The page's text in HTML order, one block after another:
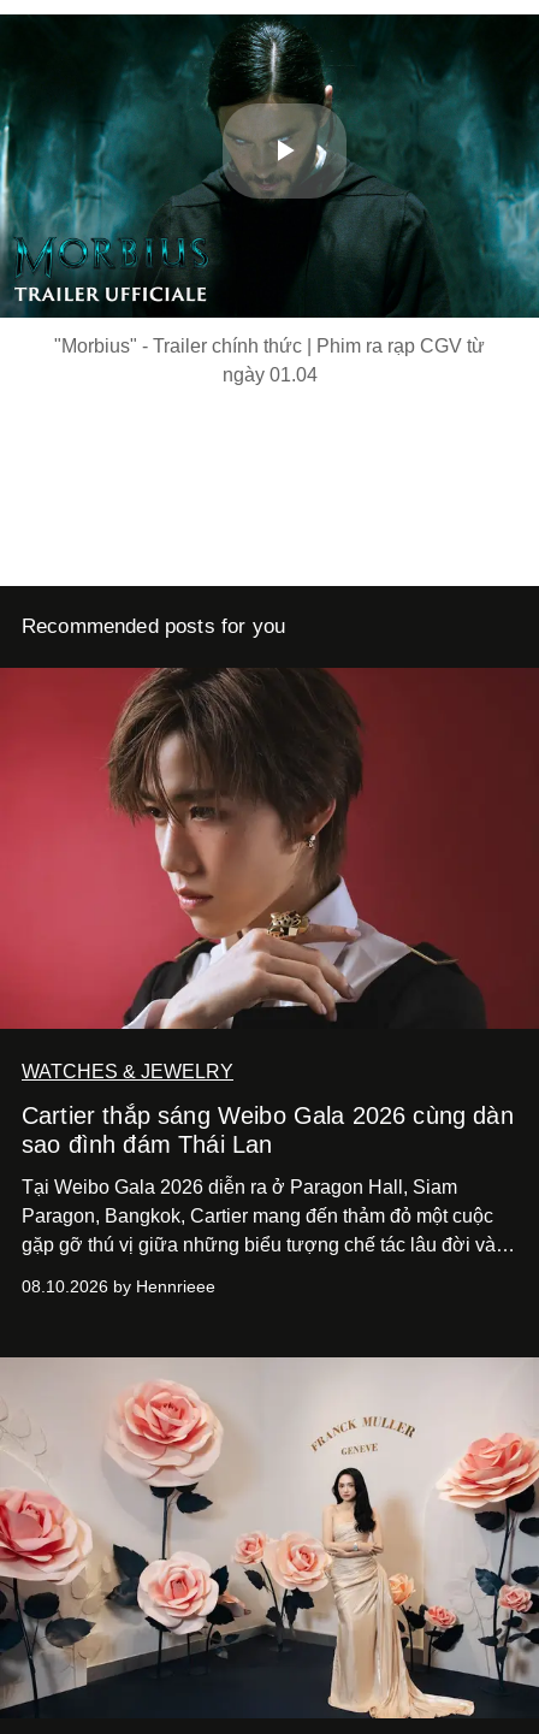
Play
"Morbius" - Trailer chính thức | Phim ra rạp CGV từ
ngày 01.04
Recommended posts for you
WATCHES & JEWELRY
Cartier thắp sáng Weibo Gala 2026 cùng dàn
sao đình đám Thái Lan
Tại Weibo Gala 2026 diễn ra ở Paragon Hall, Siam
Paragon, Bangkok, Cartier mang đến thảm đỏ một cuộc
gặp gỡ thú vị giữa những biểu tượng chế tác lâu đời và
Lan. Sáu gương mặt gồm Tor Thanapob, Jeff Satur, PP
xuất hiện trong những thiết kế Cartier, mỗi người lựa chọn
một ngôn ngữ riêng để diễn giải tinh thần của Maison.
08.10.2026 by Hennrieee